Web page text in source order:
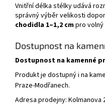
Vnitřní délka stélky udává
správný výběr velikosti
chodidla 1–1,2 cmpro volný
Dostupnost na
Dostupnost na kamenné
Produkt je dostupný i na
Praze-Modřanech.
Adresa prodejny: Kolmanova